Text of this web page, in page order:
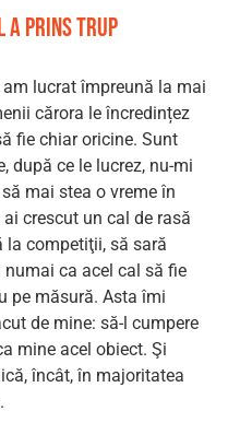
prins trup
lucrat împreună la mai
cărora le încredințez
fie chiar oricine. Sunt
după ce le lucrez, nu-mi
mai stea o vreme în
crescut un cal de rasă
la competiţii, să sară
ca acel cal să fie
pe măsură. Asta îmi
de mine: să-l cumpere
mine acel obiect. Şi
încât, în majoritatea